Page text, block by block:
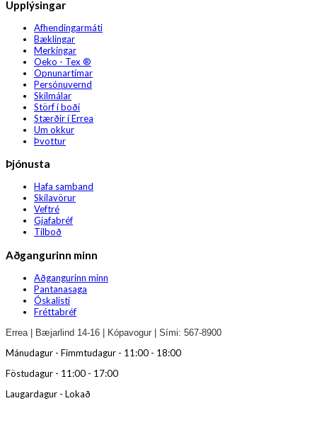
Upplýsingar
Afhendingarmáti
Bæklingar
Merkingar
Oeko - Tex ®
Opnunartímar
Persónuvernd
Skilmálar
Störf í boði
Stærðir í Errea
Um okkur
Þvottur
Þjónusta
Hafa samband
Skilavörur
Veftré
Gjafabréf
Tilboð
Aðgangurinn minn
Aðgangurinn minn
Pantanasaga
Óskalisti
Fréttabréf
Errea | Bæjarlind 14-16 | Kópavogur | Sími: 567-8900
Mánudagur - Fimmtudagur - 11:00 - 18:00
Föstudagur - 11:00 - 17:00
Laugardagur - Lokað